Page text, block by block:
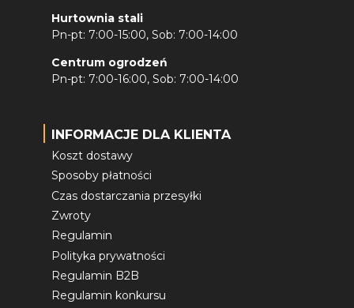
Hurtownia stali
Pn-pt: 7:00-15:00, Sob: 7:00-14:00
Centrum ogrodzeń
Pn-pt: 7:00-16:00, Sob: 7:00-14:00
INFORMACJE DLA KLIENTA
Koszt dostawy
Sposoby płatności
Czas dostarczania przesyłki
Zwroty
Regulamin
Polityka prywatności
Regulamin B2B
Regulamin konkursu